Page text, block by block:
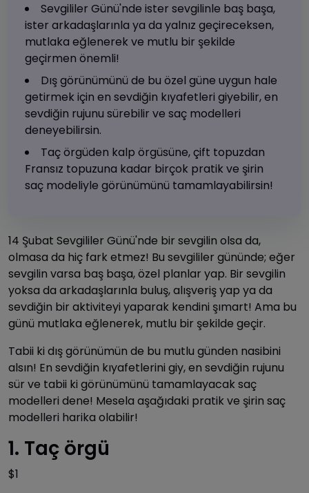
Sevgililer Günü'nde ister sevgilinle baş başa,
ister arkadaşlarınla ya da yalnız geçireceksen,
mutlaka eğlenerek ve mutlu bir şekilde
geçirmen önemli!
Dış görünümünü de bu özel güne uygun hale
getirmek için en sevdiğin kıyafetleri giyebilir, en
sevdiğin rujunu sürebilir ve saç modelleri
deneyebilirsin.
Taç örgüden kalp örgüsüne, çift topuzdan
Fransız topuzuna kadar birçok pratik ve şirin
saç modeliyle görünümünü tamamlayabilirsin!
14 Şubat Sevgililer Günü'nde bir sevgilin olsa da,
olmasa da hiç fark etmez! Bu sevgililer gününde; eğer
sevgilin varsa baş başa, özel planlar yap. Bir sevgilin
yoksa da arkadaşlarınla buluş, alışveriş yap ya da
sevdiğin bir aktiviteyi yaparak kendini şımart! Ama bu
günü mutlaka eğlenerek, mutlu bir şekilde geçir.
Tabii ki dış görünümün de bu mutlu günden nasibini
alsın! En sevdiğin kıyafetlerini giy, en sevdiğin rujunu
sür ve tabii ki görünümünü tamamlayacak saç
modelleri dene! Mesela aşağıdaki pratik ve şirin saç
modelleri harika olabilir!
1. Taç örgü
$1